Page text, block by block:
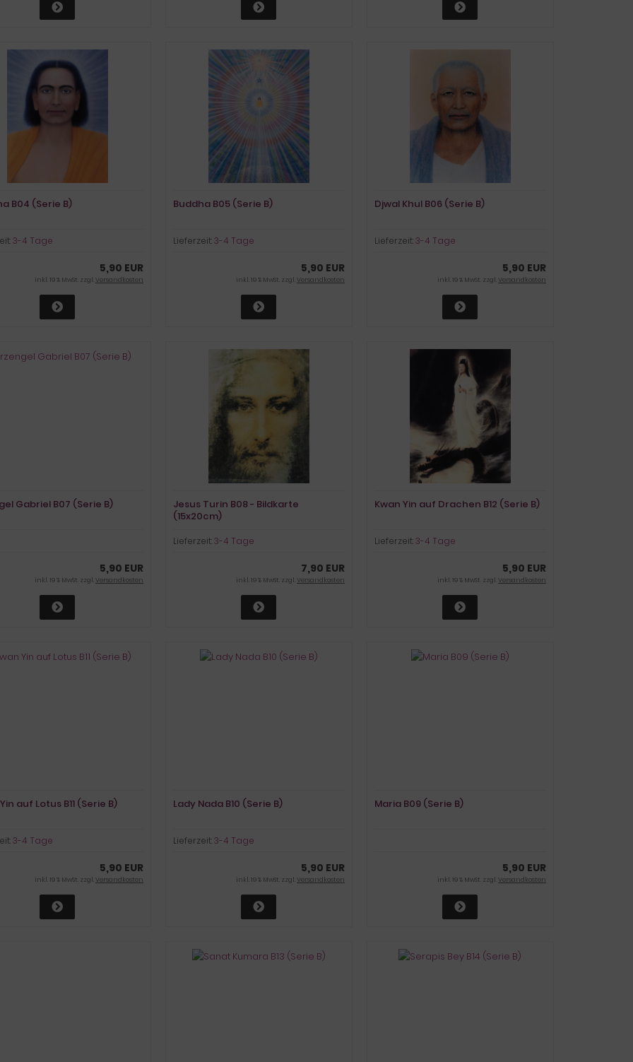
B04 (Serie B)
3-4 Tage
5,90 EUR
inkl. 19 % MwSt. zzgl.Versandkosten
Buddha B05 (Serie B)
Lieferzeit:3-4 Tage
5,90 EUR
inkl. 19 % MwSt. zzgl.Versandkosten
Djwal Khul B06 (Serie B)
Lieferzeit:3-4 Tage
5,90 EUR
inkl. 19 % MwSt. zzgl.Versandkosten
Gabriel B07 (Serie B)
5,90 EUR
inkl. 19 % MwSt. zzgl.Versandkosten
Jesus Turin B08 - Bildkarte
(15x20cm)
Lieferzeit:3-4 Tage
7,90 EUR
inkl. 19 % MwSt. zzgl.Versandkosten
Kwan Yin auf Drachen B12 (Serie B)
Lieferzeit:3-4 Tage
5,90 EUR
inkl. 19 % MwSt. zzgl.Versandkosten
auf Lotus B11 (Serie B)
3-4 Tage
5,90 EUR
inkl. 19 % MwSt. zzgl.Versandkosten
Lady Nada B10 (Serie B)
Lieferzeit:3-4 Tage
5,90 EUR
inkl. 19 % MwSt. zzgl.Versandkosten
Maria B09 (Serie B)
5,90 EUR
inkl. 19 % MwSt. zzgl.Versandkosten